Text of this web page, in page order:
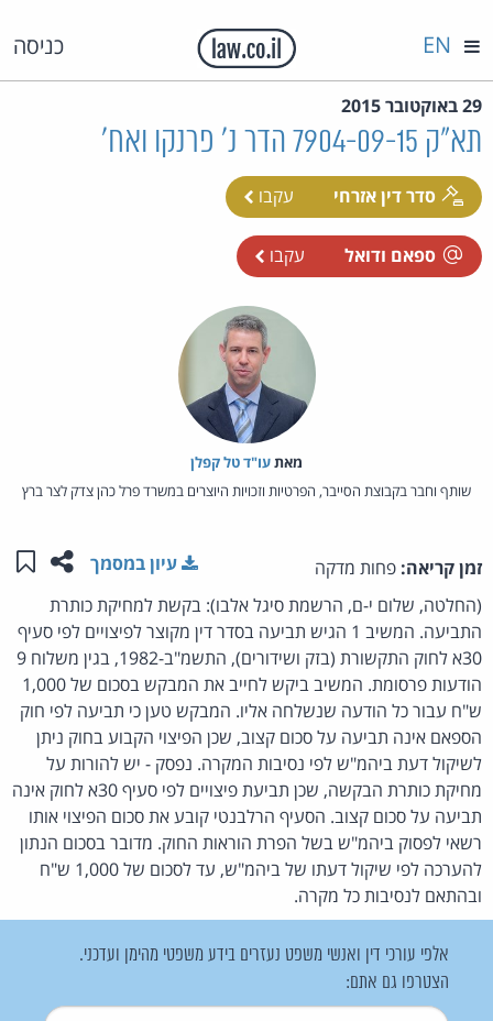
כניסה EN
29 באוקטובר 2015
תא"ק 7904-09-15 הדר נ' פרנקו ואח'
סדר דין אזרחי עקבו
ספאם ודואל עקבו
מאת‏עו"ד טל קפלן
שותף וחבר בקבוצת הסייבר, הפרטיות וזכויות היוצרים במשרד פרל כהן צדק לצר ברץ
זמן קריאה: פחות מדקה שתפו
עיון במסמך
(החלטה, שלום י-ם, הרשמת סיגל אלבו): בקשת למחיקת כותרת
התביעה. המשיב 1 הגיש תביעה בסדר דין מקוצר לפיצויים לפי סעיף
30א לחוק התקשורת (בזק ושידורים), התשמ"ב-1982, בגין משלוח 9
הודעות פרסומת. המשיב ביקש לחייב את המבקש בסכום של 1,000
ש"ח עבור כל הודעה שנשלחה אליו. המבקש טען כי תביעה לפי חוק
הספאם אינה תביעה על סכום קצוב, שכן הפיצוי הקבוע בחוק ניתן
לשיקול דעת ביהמ"ש לפי נסיבות המקרה. נפסק - יש להורות על
מחיקת כותרת הבקשה, שכן תביעת פיצויים לפי סעיף 30א לחוק אינה
תביעה על סכום קצוב. הסעיף הרלבנטי קובע את סכום הפיצוי אותו
רשאי לפסוק ביהמ"ש בשל הפרת הוראות החוק. מדובר בסכום הנתון
להערכה לפי שיקול דעתו של ביהמ"ש, עד לסכום של 1,000 ש"ח
ובהתאם לנסיבות כל מקרה.
אלפי עורכי דין ואנשי משפט נעזרים בידע משפטי מהימן ועדכני.
הצטרפו גם אתם: